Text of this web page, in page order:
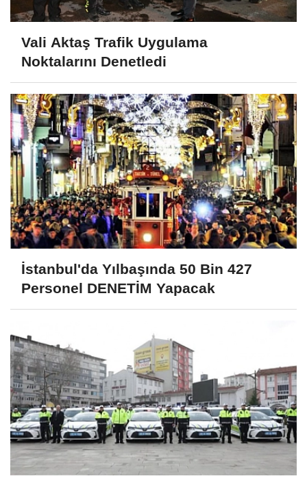
Vali Aktaş Trafik Uygulama
Noktalarını Denetledi
İstanbul'da Yılbaşında 50 Bin 427
Personel DENETİM Yapacak